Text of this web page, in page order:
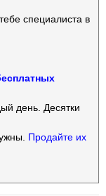
специалиста в
день. Десятки
Продайте их